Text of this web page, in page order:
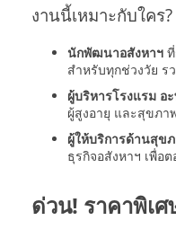
งานนี้เหมาะกับใคร?
นักพัฒนาอสังหาฯ
สำหรับทุกช่วงวัย ร
ผู้บริหารโรงแรม อ
ผู้สูงอายุ และสุขภา
ผู้ให้บริการด้านสุข
ธุรกิจอสังหาฯ เพื่อ
ด่วน! ราคาพิเศ